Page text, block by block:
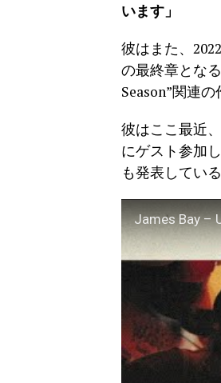
います」
彼はまた、
の最終章とな
Season”関連
彼はここ最近
にゲスト参加
も発表している
James Bay –